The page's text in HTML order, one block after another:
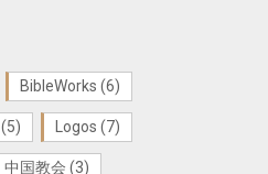
BibleWorks (6)
(5) Logos (7)
中国教会 (3)